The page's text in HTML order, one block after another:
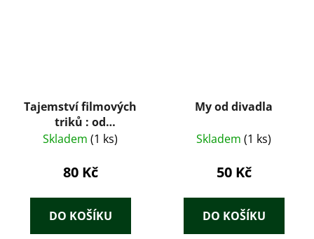
Tajemství filmových
triků : od
prvopočátků po
Skladem (1 ks)
80 Kč
DO KOŠÍKU
My od divadla
Skladem (1 ks)
50 Kč
DO KOŠÍKU